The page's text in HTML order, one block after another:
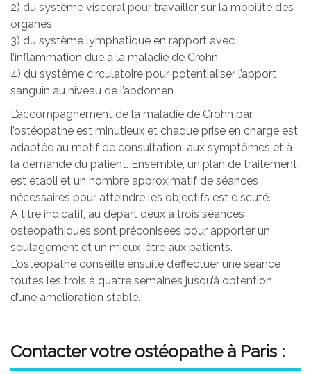
2) du système viscéral pour travailler sur la mobilité des
organes
3) du système lymphatique en rapport avec
l’inflammation due à la maladie de Crohn
4) du système circulatoire pour potentialiser l’apport
sanguin au niveau de l’abdomen
L’accompagnement de la maladie de Crohn par
l’ostéopathe est minutieux et chaque prise en charge est
adaptée au motif de consultation, aux symptômes et à
la demande du patient. Ensemble, un plan de traitement
est établi et un nombre approximatif de séances
nécessaires pour atteindre les objectifs est discuté.
A titre indicatif, au départ deux à trois séances
ostéopathiques sont préconisées pour apporter un
soulagement et un mieux-être aux patients.
L’ostéopathe conseille ensuite d’effectuer une séance
toutes les trois à quatre semaines jusqu’à obtention
d’une amélioration stable.
Contacter votre ostéopathe à Paris :